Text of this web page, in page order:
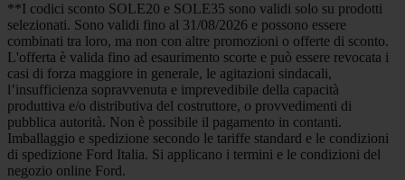
**I codici sconto SOLE20 e SOLE35 sono validi solo su prodotti
selezionati. Sono validi fino al 31/08/2026 e possono essere
combinati tra loro, ma non con altre promozioni o offerte di sconto.
L'offerta è valida fino ad esaurimento scorte e può essere revocata i
casi di forza maggiore in generale, le agitazioni sindacali,
l’insufficienza sopravvenuta e imprevedibile della capacità
produttiva e/o distributiva del costruttore, o provvedimenti di
pubblica autorità. Non è possibile il pagamento in contanti.
Imballaggio e spedizione secondo le tariffe standard e le condizioni
di spedizione Ford Italia. Si applicano i termini e le condizioni del
negozio online Ford.